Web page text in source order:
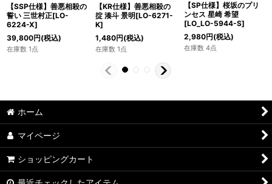
【SSP仕様】善悪相殺の
誓い 三世村正[LO-
6224-X]
39,800円(税込)
在庫数 1点
【KR仕様】善悪相殺の
掟 湊斗 景明[LO-6271-
K]
1,480円(税込)
在庫数 1点
【SP仕様】桜坂のプリ
ンセス 星崎 希望
[LO_LO-5944-S]
2,980円(税込)
在庫数 4点
ホーム
マイページ
ショッピングカート